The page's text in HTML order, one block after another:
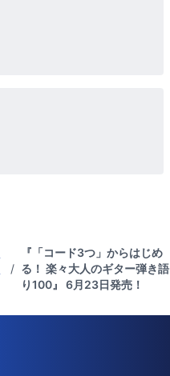
/
『「コード3つ」からはじめ
る！ 楽々大人のギター弾き語
り100』 6月23日発売！